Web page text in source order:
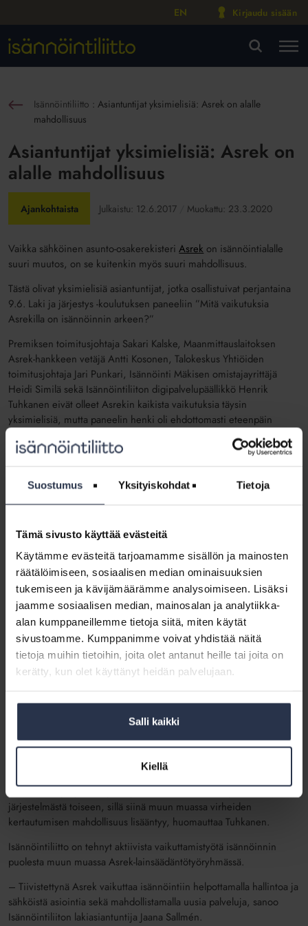
Suostumus Yksityiskohdat Tietoja
Tämä sivusto käyttää evästeitä
Käytämme evästeitä tarjoamamme sisällön ja mainosten
räätälöimiseen, sosiaalisen median ominaisuuksien
tukemiseen ja kävijämäärämme analysoimiseen. Lisäksi
jaamme sosiaalisen median, mainosalan ja analytiikka-
alan kumppaneillemme tietoja siitä, miten käytät
sivustoamme. Kumppanimme voivat yhdistää näitä
tietoja muihin tietoihin, joita olet antanut heille tai joita on
kerätty, kun olet käyttänyt heidän palvelujaan.
Salli kaikki
Kiellä
EN Kirjaudu sisään
Isännöintiliitto :Asiantuntijat yksimielisiä: Asrek on alalle
mahdollisuus
Asiantuntijat yksimielisiä: Asrek on
alalle mahdollisuus
Ajankohtaista Julkaistu: 12.6.2017 Muokattu: 23.3.2020
Vaikka sähköinen asunto-osakerekisteriAsrek on isännöintialalle
suuri muutos, on se kuitenkin myös suuri mahdollisuus.
Tästä olivat yksimielisiä asiantuntijat, jotka osallistuivat perjantaina
9.6. Laki ja järjestys -koulutuksen paneeliin ”Mitä vaikutuksia
Asrekilla on isännöinnin arkeen?”
Premiksen toimitusjohtaja Sakari Kalske, Maanmittauslaitoksen
Asrek-hankkeen vetäjä Antti Kosonen, Talokeskus Yhtiöiden
toimitusjohtaja Jari Punkari, Isännöinti Mäkisen omistajayrittäjä
Heidi Similä sekä Isännöintiliiton digipalvelupäällikkö Henrik
Tuhkanen eivät olleet Asrekin kaikista vaikutuksia täysin
yksimielisiä, mutta paneelin henki oli ehdottomasti eteenpäin
Antti Kosonen ja Heidi Similä.
Järjestelmätoimittajat ovat Asrekin kannalta avainasemassa, sillä
niiden pitää pystyä tarjoamaan isännöintiyrityksille järjestelmiä,
jotka toimivat yhdessä Asrekin kanssa.
– Isännöintiyrityksissä pitää päästä eroon tiedon kopionnista
järjestelmästä toiseen, sillä siinä muun muassa virheiden
kertautumisen mahdollisuus lisääntyy, huomauttaa Tuhkanen.
Isännöintiliitto on tehnyt aktiivista vaikuttamistyötä isännöinnin
puolesta muun muassa Asrek-lainsäädäntötyöryhmässä.
– Tiivistettynä Asrek vaikuttaa isännöintiin helpottamalla hallintoa ja
sähköistä asiointia sekä mahdollistamalla uusia palveluja, sanoo
Isännöintiliiton lakiasiantuntija Jaana Sallmén.